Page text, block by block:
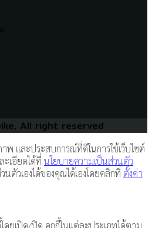
All right reserved
พ และประสบการณ์ที่ดีในการใช้เว็บไซต์
เอียดได้ที่ นโยบายความเป็นส่วนตัว
ตัวเองได้ของคุณได้เองโดยคลิกที่ ตั้งค่า
ดยเปิด/ปิด คุกกี้ในแต่ละประเภทได้ตาม